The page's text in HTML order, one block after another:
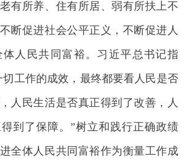
有所养、住有所居、弱有所扶上不
断促进社会公平正义，不断促进人
人民共同富裕。习近平总书记指
切工作的成效，最终都要看人民是否
人民生活是否真正得到了改善，人
到了保障。”树立和践行正确政绩
全体人民共同富裕作为衡量工作成